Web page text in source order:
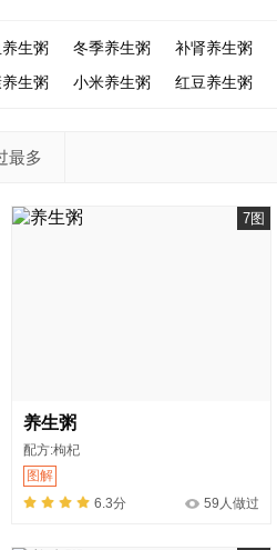
生粥 冬季养生粥 补肾养生粥
生粥 小米养生粥 红豆养生粥
最多
7图
养生粥
配方:枸杞
图解
6.3分
59人做过